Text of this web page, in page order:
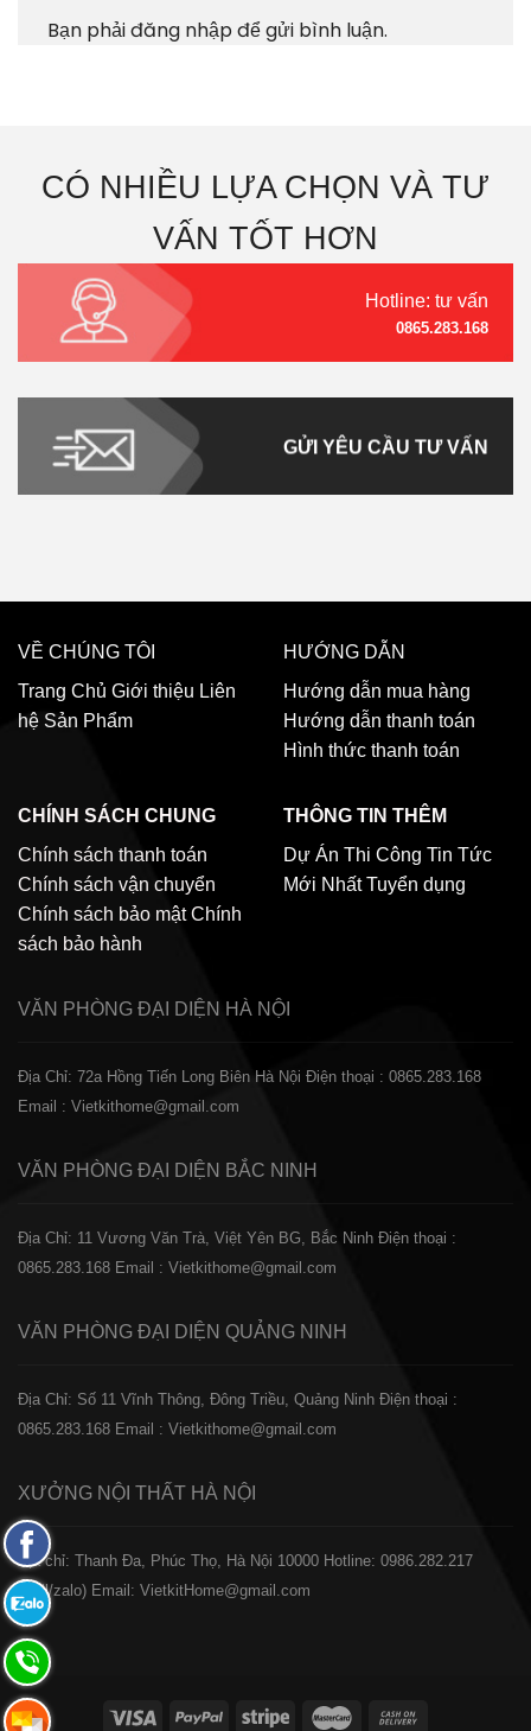
Bạn phảiđăng nhậpđể gửi bình luận.
CÓ NHIỀU LỰA CHỌN VÀ TƯ
VẤN TỐT HƠN
Hotline: tư vấn
0865.283.168
GỬI YÊU CẦU TƯ VẤN
VỀ CHÚNG TÔI
Trang Chủ Giới thiệu Liên
hệ Sản Phẩm
HƯỚNG DẪN
Hướng dẫn mua hàng
Hướng dẫn thanh toán
Hình thức thanh toán
CHÍNH SÁCH CHUNG
Chính sách thanh toán
Chính sách vận chuyển
Chính sách bảo mật Chính
sách bảo hành
THÔNG TIN THÊM
Dự Án Thi Công Tin Tức
Mới Nhất Tuyển dụng
VĂN PHÒNG ĐẠI DIỆN HÀ NỘI
Địa Chỉ: 72a Hồng Tiến Long Biên Hà Nội Điện thoại : 0865.283.168
Email : Vietkithome@gmail.com
VĂN PHÒNG ĐẠI DIỆN BẮC NINH
Địa Chỉ: 11 Vương Văn Trà, Việt Yên BG, Bắc Ninh Điện thoại :
0865.283.168 Email : Vietkithome@gmail.com
VĂN PHÒNG ĐẠI DIỆN QUẢNG NINH
Địa Chỉ: Số 11 Vĩnh Thông, Đông Triều, Quảng Ninh Điện thoại :
0865.283.168 Email : Vietkithome@gmail.com
XƯỞNG NỘI THẤT HÀ NỘI
️Địa chỉ: Thanh Đa, Phúc Thọ, Hà Nội 10000 Hotline: 0986.282.217
(Call/zalo) Email: VietkitHome@gmail.com
Fanpage
Facebook
Zalo:
0865.283.168
Hotline:
0865.283.168
Hotline: